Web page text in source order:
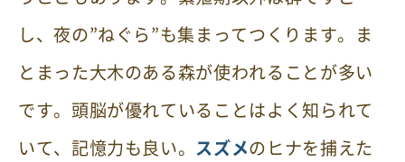
し、夜の”ねぐら”も集まってつくります。ま
とまった大木のある森が使われることが多い
です。頭脳が優れていることはよく知られて
いて、記憶力も良い。 スズメのヒナを捕えた